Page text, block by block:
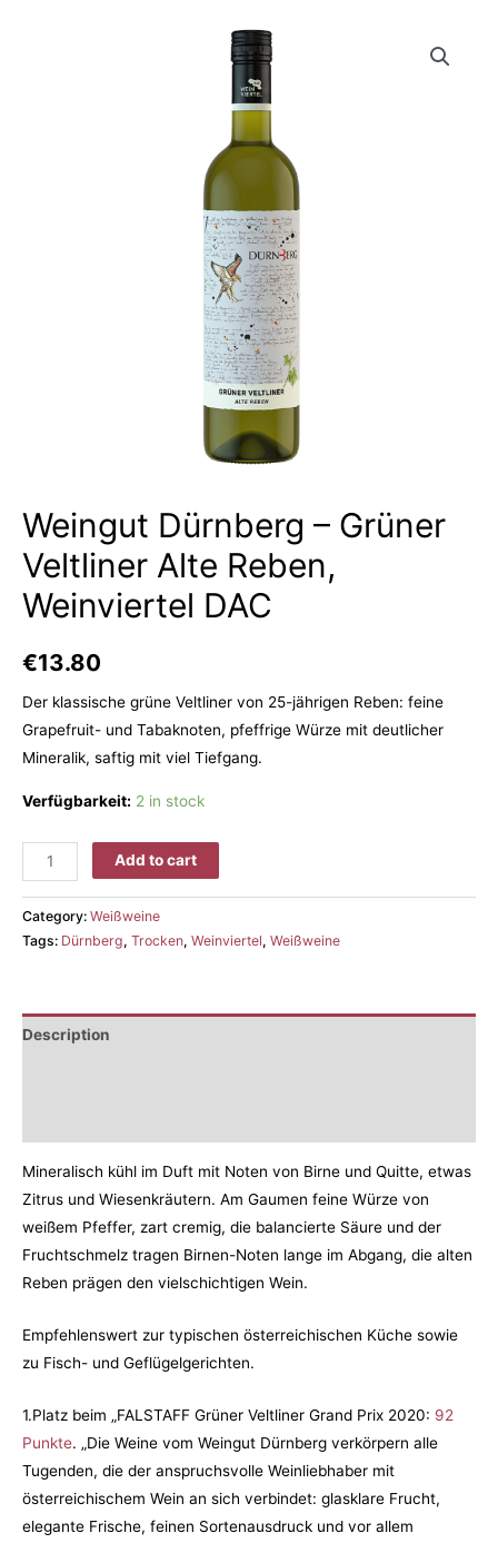
Weingut Dürnberg – Grüner
Veltliner Alte Reben,
Weinviertel DAC
€13.80
Der klassische grüne Veltliner von 25-jährigen Reben: feine
Grapefruit- und Tabaknoten, pfeffrige Würze mit deutlicher
Mineralik, saftig mit viel Tiefgang.
Verfügbarkeit: 2 in stock
Add to cart
Category: Weißweine
Tags: Dürnberg, Trocken, Weinviertel, Weißweine
Description
Mineralisch kühl im Duft mit Noten von Birne und Quitte, etwas
Zitrus und Wiesenkräutern. Am Gaumen feine Würze von
weißem Pfeffer, zart cremig, die balancierte Säure und der
Fruchtschmelz tragen Birnen-Noten lange im Abgang, die alten
Reben prägen den vielschichtigen Wein.
Empfehlenswert zur typischen österreichischen Küche sowie
zu Fisch- und Geflügelgerichten.
1.Platz beim „FALSTAFF Grüner Veltliner Grand Prix 2020: 92
Punkte. „Die Weine vom Weingut Dürnberg verkörpern alle
Tugenden, die der anspruchsvolle Weinliebhaber mit
österreichischem Wein an sich verbindet: glasklare Frucht,
elegante Frische, feinen Sortenausdruck und vor allem